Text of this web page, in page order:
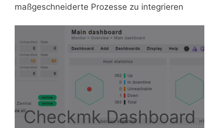
maßgeschneiderte Prozesse zu integrieren
Checkmk Dashboard